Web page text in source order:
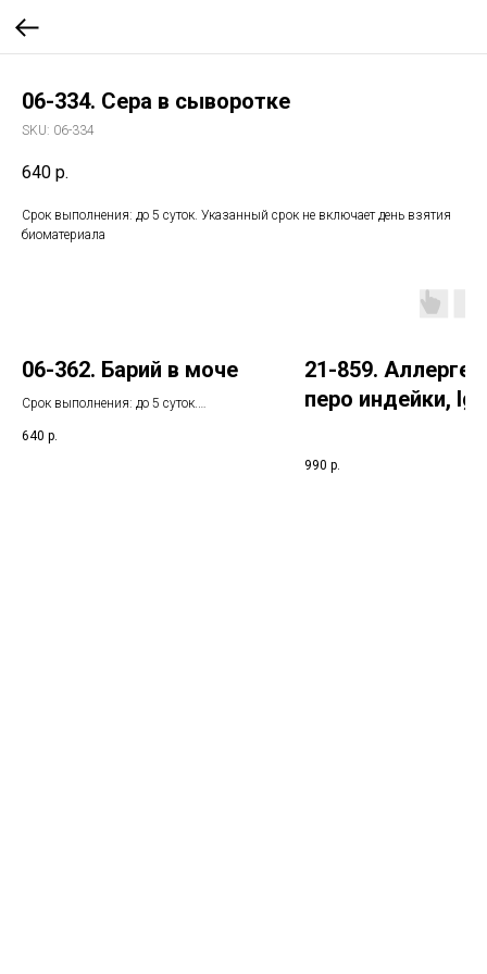
06-334. Сера в сыворотке
SKU: 06-334
640 р.
Срок выполнения: до 5 суток. Указанный срок не включает день взятия
биоматериала
06-362. Барий в моче
Срок выполнения: до 5 суток.
взятия биоматериала
640 р.
21-859.
перо индейки, IgE
990 р.